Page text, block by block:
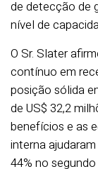
de detecção de
nível de
O Sr. Slater
contínuo em
posição sólida
de US$ 32,2
benefícios e as
interna
44% no